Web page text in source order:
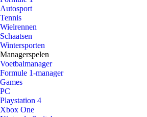
Autosport
Tennis
Wielrennen
Schaatsen
Wintersporten
Managerspelen
Voetbalmanager
Formule 1-manager
Games
PC
Playstation 4
Xbox One